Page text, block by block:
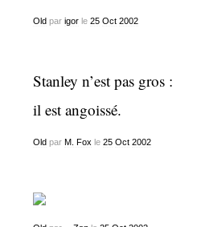
Old par igorle 25 Oct 2002
Stanley n’est pas gros :
il est angoissé.
Oldpar M. Fox le 25 Oct 2002